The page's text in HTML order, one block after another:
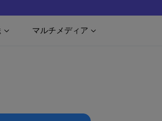
マルチメディア